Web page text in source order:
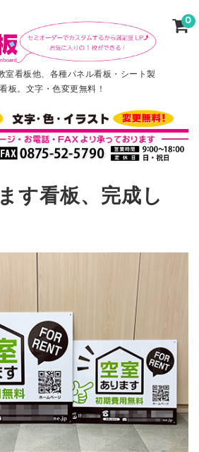
室看板他、各種パネル看板・シート製
板。文字・色変更無料！
0
す看板、完成し